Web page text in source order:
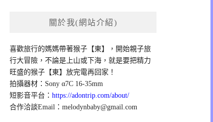
關於我(網站介紹)
喜歡旅行的媽媽帶著猴子【東】，開始親子旅
行大冒險，不論是上山或下海，就是要把精力
旺盛的猴子【東】放完電再回家！
拍攝器材：Sony α7C 16-35mm
短影音平台：https://adontrip.com/about/
合作洽談Email：melodynbaby@gmail.com